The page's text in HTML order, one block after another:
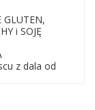
GLUTEN,
i SOJĘ
z dala od